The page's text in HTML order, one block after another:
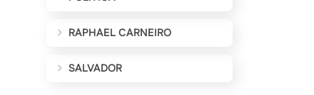
RAPHAEL CARNEIRO
SALVADOR